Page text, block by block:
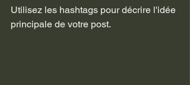
Utilisez les hashtags pour décrire l'idée
principale de votre post.